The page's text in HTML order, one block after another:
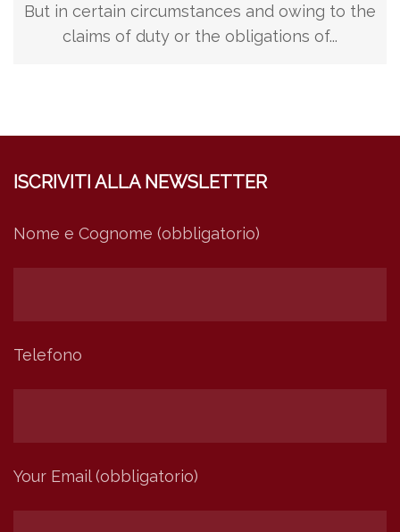
But in certain circumstances and owing to the
claims of duty or the obligations of...
ISCRIVITI ALLA NEWSLETTER
Nome e Cognome (obbligatorio)
Telefono
Your Email (obbligatorio)